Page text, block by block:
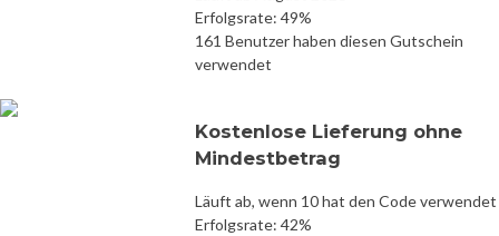
Erfolgsrate: 49%
161 Benutzer haben diesen Gutschein
verwendet
Kostenlose Lieferung ohne
Mindestbetrag
Läuft ab, wenn 10 hat den Code verwendet
Erfolgsrate: 42%